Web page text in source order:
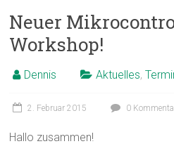
Neuer
Workshop!
Dennis Aktuelles,
2. Februar 2015 0
Hallo zusammen!